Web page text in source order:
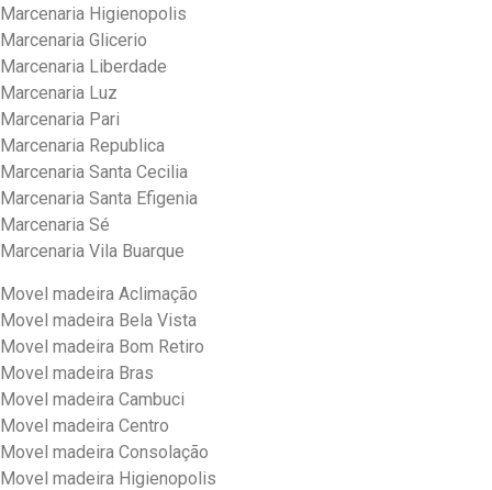
Marcenaria Higienopolis
Marcenaria Glicerio
Marcenaria Liberdade
Marcenaria Luz
Marcenaria Pari
Marcenaria Republica
Marcenaria Santa Cecilia
Marcenaria Santa Efigenia
Marcenaria Sé
Marcenaria Vila Buarque
Movel madeira Aclimação
Movel madeira Bela Vista
Movel madeira Bom Retiro
Movel madeira Bras
Movel madeira Cambuci
Movel madeira Centro
Movel madeira Consolação
Movel madeira Higienopolis